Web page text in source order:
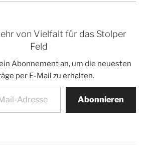
von Vielfalt für das Stolper
Feld
Abonnement an, um die neuesten
per E-Mail zu erhalten.
Abonnieren